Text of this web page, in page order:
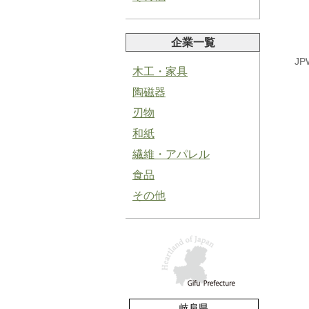
塩にんにくペースト
青紫蘇ペースト
バジルペースト
企業一覧
木工・家具
陶磁器
刃物
和紙
繊維・アパレル
食品
その他